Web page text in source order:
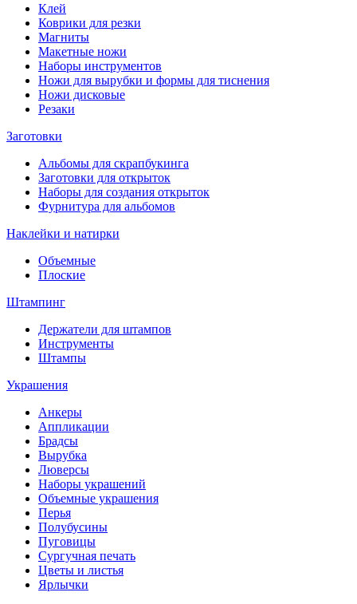
Клей
Коврики для резки
Магниты
Макетные ножи
Наборы инструментов
Ножи для вырубки и формы для тиснения
Ножи дисковые
Резаки
Заготовки
Альбомы для скрапбукинга
Заготовки для открыток
Наборы для создания открыток
Фурнитура для альбомов
Наклейки и натирки
Объемные
Плоские
Штампинг
Держатели для штампов
Инструменты
Штампы
Украшения
Анкеры
Аппликации
Брадсы
Вырубка
Люверсы
Наборы украшений
Объемные украшения
Перья
Полубусины
Пуговицы
Сургучная печать
Цветы и листья
Ярлычки